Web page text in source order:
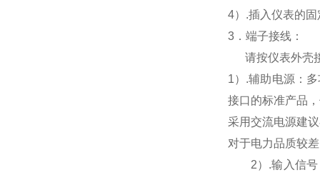
4）.插入仪表的
3 ．端子接线：
请按仪表外壳
1） .辅助电源：
接口的标准产品
采用交流电源建
对于电力品质较
2） .输入信